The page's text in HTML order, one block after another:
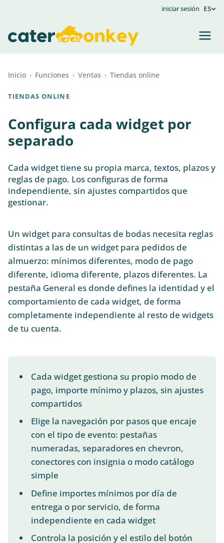
iniciar sesión ES
Inicio › Funciones › Ventas › Tiendas online
TIENDAS ONLINE
Configura cada widget por
separado
Cada widget tiene su propia marca, textos, plazos y
reglas de pago. Los configuras de forma
independiente, sin ajustes compartidos que
gestionar.
Un widget para consultas de bodas necesita reglas
distintas a las de un widget para pedidos de
almuerzo: mínimos diferentes, modo de pago
diferente, idioma diferente, plazos diferentes. La
pestaña General es donde defines la identidad y el
comportamiento de cada widget, de forma
completamente independiente al resto de widgets
de tu cuenta.
Cada widget gestiona su propio modo de
pago, importe mínimo y plazos, sin ajustes
compartidos
Elige la navegación por pasos que encaje
con el tipo de evento: pestañas
numeradas, separadores en chevron,
conectores con insignia o modo catálogo
simple
Define importes mínimos por día de
entrega o por servicio, de forma
independiente en cada widget
Controla la posición y el estilo del botón